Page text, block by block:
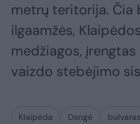
metrų teritorija. Čia
ilgaamžės,
medžiagos,
vaizdo stebėjimo
Klaipėda Dangė bulvaras